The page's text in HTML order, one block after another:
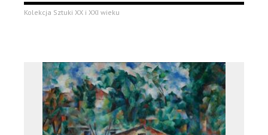
Kolekcja Sztuki XX i XXI wieku